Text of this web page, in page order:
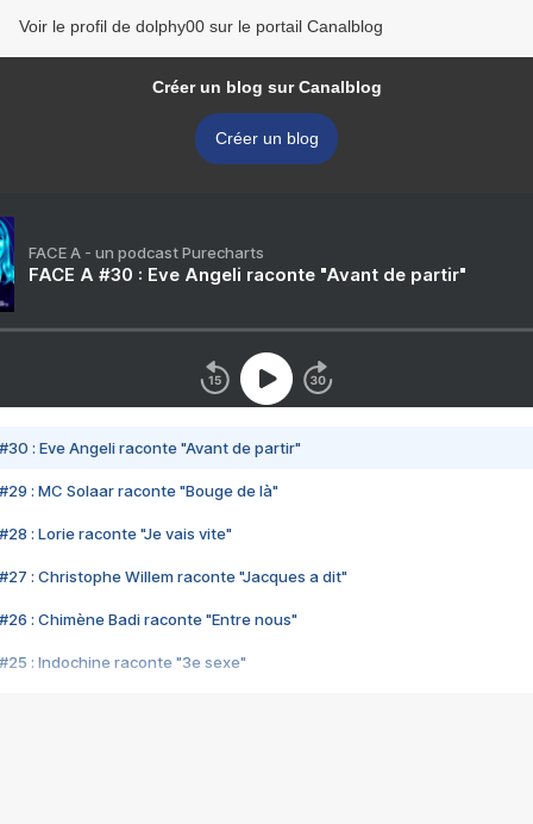
Voir le profil de dolphy00 sur le portail Canalblog
Créer un blog sur Canalblog
Créer un blog
FACE A - un podcast Purecharts
FACE A #30 : Eve Angeli raconte "Avant de partir"
#30 : Eve Angeli raconte "Avant de partir"
#29 : MC Solaar raconte "Bouge de là"
#28 : Lorie raconte "Je vais vite"
#27 : Christophe Willem raconte "Jacques a dit"
#26 : Chimène Badi raconte "Entre nous"
#25 : Indochine raconte "3e sexe"